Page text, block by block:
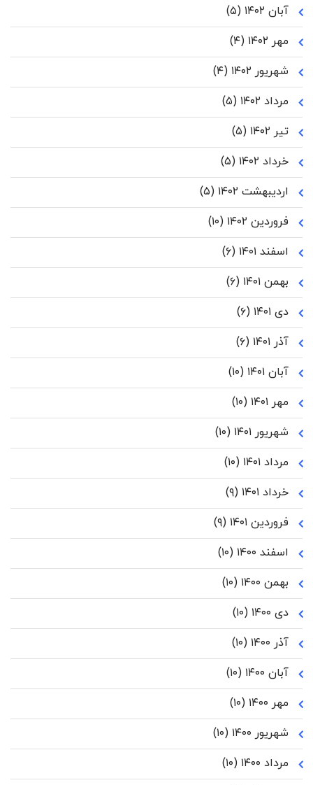
آبان ۱۴۰۲
(۵)
مهر ۱۴۰۲
(۴)
شهریور ۱۴۰۲
(۴)
مرداد ۱۴۰۲
(۵)
تیر ۱۴۰۲
(۵)
خرداد ۱۴۰۲
(۵)
اردیبهشت ۱۴۰۲
(۵)
فروردین ۱۴۰۲
(۱۰)
اسفند ۱۴۰۱
(۶)
بهمن ۱۴۰۱
(۶)
دی ۱۴۰۱
(۶)
آذر ۱۴۰۱
(۶)
آبان ۱۴۰۱
(۱۰)
مهر ۱۴۰۱
(۱۰)
شهریور ۱۴۰۱
(۱۰)
مرداد ۱۴۰۱
(۱۰)
خرداد ۱۴۰۱
(۹)
فروردین ۱۴۰۱
(۹)
اسفند ۱۴۰۰
(۱۰)
بهمن ۱۴۰۰
(۱۰)
دی ۱۴۰۰
(۱۰)
آذر ۱۴۰۰
(۱۰)
آبان ۱۴۰۰
(۱۰)
مهر ۱۴۰۰
(۱۰)
شهریور ۱۴۰۰
(۱۰)
مرداد ۱۴۰۰
(۱۰)